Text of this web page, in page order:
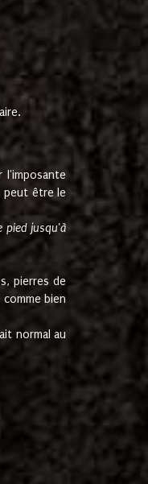
l'imposante
peut être le
pied jusqu'à
pierres de
bien
normal au